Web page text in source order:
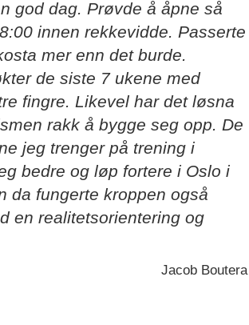
god dag. Prøvde å åpne så
innen rekkevidde. Passerte
mer enn det burde.
de siste 7 ukene med
fingre. Likevel har det løsna
rakk å bygge seg opp. De
jeg trenger på trening i
bedre og løp fortere i Oslo i
da fungerte kroppen også
en realitetsorientering og
Jacob Boutera